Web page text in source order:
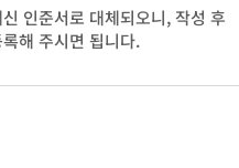
인준서로 대체되오니, 작성 후
해 주시면 됩니다.